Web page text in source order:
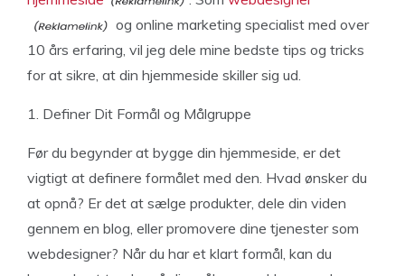
og online marketing specialist med over
10 års erfaring, vil jeg dele mine bedste tips og tricks
for at sikre, at din hjemmeside skiller sig ud.
1. Definer Dit Formål og Målgruppe
Før du begynder at bygge din hjemmeside, er det
vigtigt at definere formålet med den. Hvad ønsker du
at opnå? Er det at sælge produkter, dele din viden
gennem en blog, eller promovere dine tjenester som
webdesigner? Når du har et klart formål, kan du